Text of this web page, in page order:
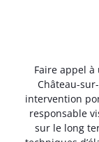
Faire appel
Château-
intervention
responsable
sur le long